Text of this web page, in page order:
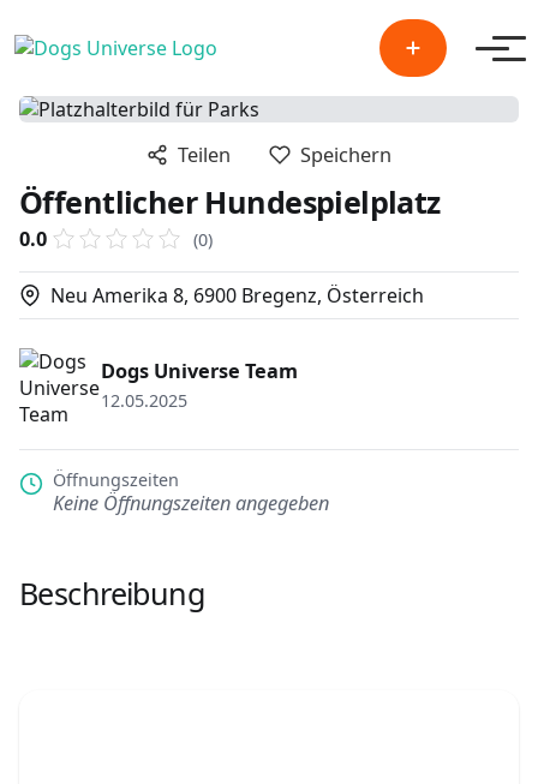
Teilen Speichern
Öffentlicher Hundespielplatz
0.0 (0)
Neu Amerika 8, 6900 Bregenz, Österreich
Dogs Universe Team
12.05.2025
Öffnungszeiten
Keine Öffnungszeiten angegeben
Beschreibung